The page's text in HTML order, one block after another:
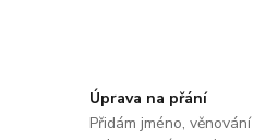
Úprava na přání
Přidám jméno, věnování